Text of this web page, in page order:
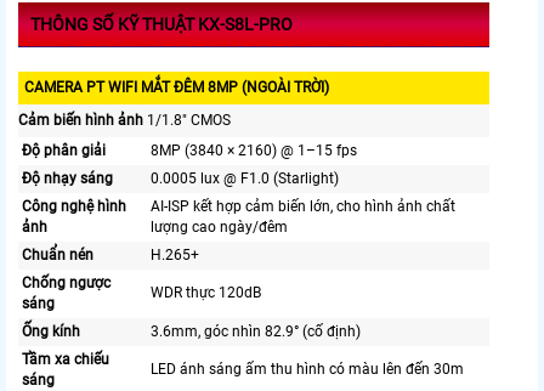
THÔNG SỐ KỸ THUẬT KX-S8L-PRO
CAMERA PT WIFI MẮT ĐÊM 8MP (NGOÀI TRỜI)
Cảm biến hình ảnh 1/1.8" CMOS
Độ phân giải
8MP (3840 × 2160) @ 1–15 fps
Độ nhạy sáng
0.0005 lux @ F1.0 (Starlight)
Công nghệ hình
ảnh
AI-ISP kết hợp cảm biến lớn, cho hình ảnh chất
lượng cao ngày/đêm
Chuẩn nén
H.265+
Chống ngược
sáng
WDR thực 120dB
Ống kính
3.6mm, góc nhìn 82.9° (cố định)
Tầm xa chiếu
sáng
LED ánh sáng ấm thu hình có màu lên đến 30m